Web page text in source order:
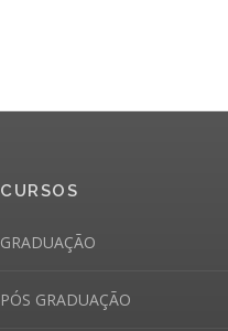
CURSOS
GRADUAÇÃO
PÓS GRADUAÇÃO